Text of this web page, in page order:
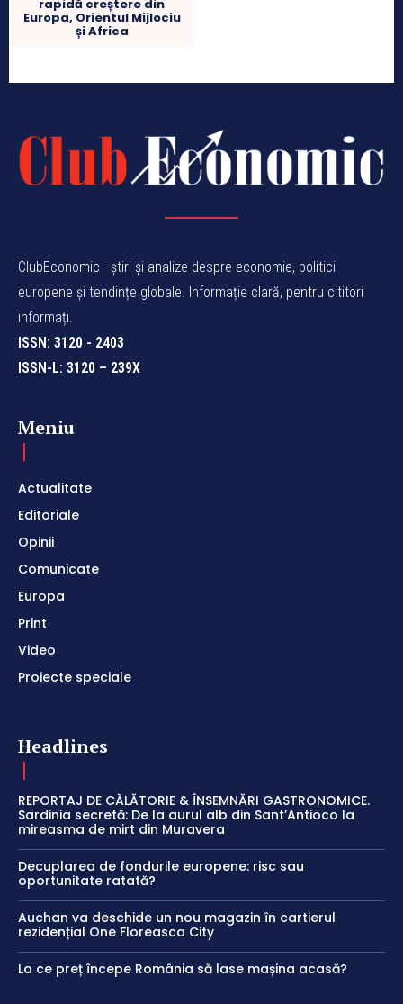
rapidă creștere din
Europa, Orientul Mijlociu
și Africa
ClubEconomic - știri și analize despre economie, politici
europene și tendințe globale. Informație clară, pentru cititori
informați.
ISSN: 3120 - 2403
ISSN-L: 3120 – 239X
Meniu
Actualitate
Editoriale
Opinii
Comunicate
Europa
Print
Video
Proiecte speciale
Headlines
REPORTAJ DE CĂLĂTORIE & ÎNSEMNĂRI GASTRONOMICE.
Sardinia secretă: De la aurul alb din Sant’Antioco la
mireasma de mirt din Muravera
Decuplarea de fondurile europene: risc sau
oportunitate ratată?
Auchan va deschide un nou magazin în cartierul
rezidențial One Floreasca City
La ce preț începe România să lase mașina acasă?